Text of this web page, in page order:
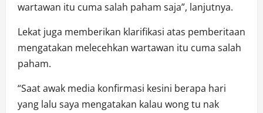
wartawan itu cuma salah paham saja”, lanjutnya.
Lekat juga memberikan klarifikasi atas pemberitaan
mengatakan melecehkan wartawan itu cuma salah
paham.
“Saat awak media konfirmasi kesini berapa hari
yang lalu saya mengatakan kalau wong tu nak